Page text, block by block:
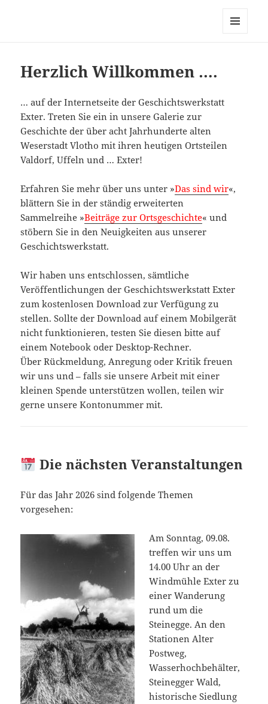
Herzlich Willkommen ….
… auf der Internetseite der Geschichtswerkstatt
Exter. Treten Sie ein in unsere Galerie zur
Geschichte der über acht Jahrhunderte alten
Weserstadt Vlotho mit ihren heutigen Ortsteilen
Valdorf, Uffeln und … Exter!
Erfahren Sie mehr über uns unter »Das sind wir«,
blättern Sie in der ständig erweiterten
Sammelreihe »Beiträge zur Ortsgeschichte« und
stöbern Sie in den Neuigkeiten aus unserer
Geschichtswerkstatt.
Wir haben uns entschlossen, sämtliche
Veröffentlichungen der Geschichtswerkstatt Exter
zum kostenlosen Download zur Verfügung zu
stellen. Sollte der Download auf einem Mobilgerät
nicht funktionieren, testen Sie diesen bitte auf
einem Notebook oder Desktop-Rechner.
Über Rückmeldung, Anregung oder Kritik freuen
wir uns und – falls sie unsere Arbeit mit einer
kleinen Spende unterstützen wollen, teilen wir
gerne unsere Kontonummer mit.
Die nächsten Veranstaltungen
Für das Jahr 2026 sind folgende Themen
vorgesehen:
Am Sonntag, 09.08.
treffen wir uns um
14.00 Uhr an der
Windmühle Exter zu
einer Wanderung
rund um die
Steinegge. An den
Stationen Alter
Postweg,
Wasserhochbehälter,
Steinegger Wald,
historische Siedlung